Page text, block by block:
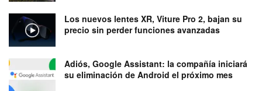
Los nuevos lentes XR, Viture Pro 2, bajan su
precio sin perder funciones avanzadas
Adiós, Google Assistant: la compañía iniciará
su eliminación de Android el próximo mes